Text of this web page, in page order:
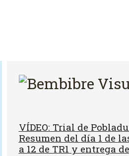
VÍDEO: Trial de
Resumen del día 1 de
a 12 de TR1 y entrega